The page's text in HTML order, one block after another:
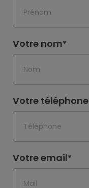
Votre nom*
Votre téléphone
Votre email*